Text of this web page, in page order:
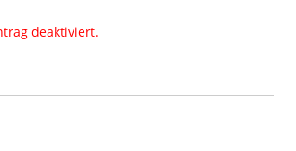
deaktiviert.